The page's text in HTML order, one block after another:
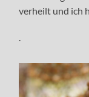
verheilt und ich
.